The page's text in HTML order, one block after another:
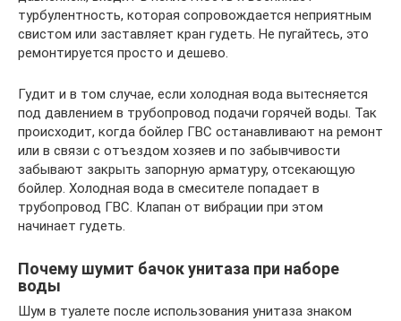
турбулентность, которая сопровождается неприятным
свистом или заставляет кран гудеть. Не пугайтесь, это
ремонтируется просто и дешево.
Гудит и в том случае, если холодная вода вытесняется
под давлением в трубопровод подачи горячей воды. Так
происходит, когда бойлер ГВС останавливают на ремонт
или в связи с отъездом хозяев и по забывчивости
забывают закрыть запорную арматуру, отсекающую
бойлер. Холодная вода в смесителе попадает в
трубопровод ГВС. Клапан от вибрации при этом
начинает гудеть.
Почему шумит бачок унитаза при наборе
воды
Шум в туалете после использования унитаза знаком